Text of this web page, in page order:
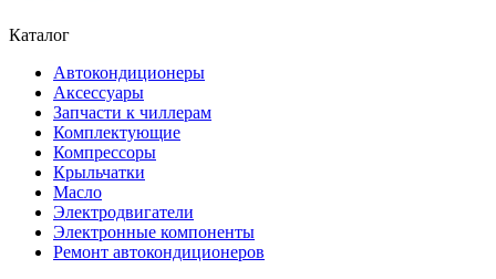
Каталог
Автокондиционеры
Аксессуары
Запчасти к чиллерам
Комплектующие
Компрессоры
Крыльчатки
Масло
Электродвигатели
Электронные компоненты
Ремонт автокондиционеров